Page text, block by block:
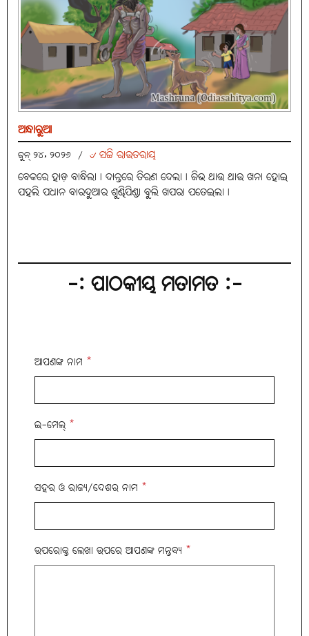
ଅନ୍ଧାରୁଆ
ଜୁନ୍ ୨୪, ୨୦୨୬ / ୰ ସଚ୍ଚି ରାଉତରାୟ
ବେକରେ ହାଡ଼ ବାନ୍ଧିଲା। ଦାନ୍ତରେ ତିରଣ ଦେଲା। ଜିଭ ଥାଉ ଥାଉ ଖନା ହୋଇ
ପହଲି ପଧାନ ବାରଦୁଆର ଶୁଣ୍ଢିପିଣ୍ଡା ବୁଲି ଖପରା ପତେଇଲା।
-: ପାଠକୀୟ ମତାମତ :-
ଆପଣଙ୍କ ନାମ *
ଇ-ମେଲ୍ *
ସହର ଓ ରାଜ୍ୟ/ଦେଶର ନାମ *
ଉପରୋକ୍ତ ଲେଖା ଉପରେ ଆପଣଙ୍କ ମନ୍ତବ୍ୟ *